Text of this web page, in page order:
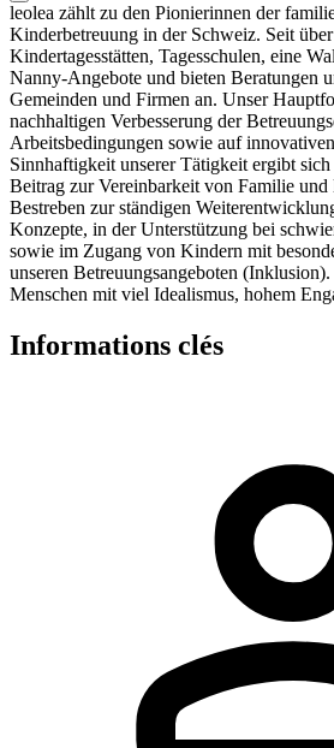
leolea zählt zu den Pionierinnen der
Kinderbetreuung in der Schweiz. Seit
Kindertagesstätten, Tagesschulen, eine
Nanny-Angebote und bieten Beratungen
Gemeinden und Firmen an. Unser
nachhaltigen Verbesserung der
Arbeitsbedingungen sowie auf
Sinnhaftigkeit unserer Tätigkeit ergibt
Beitrag zur Vereinbarkeit von Familie
Bestreben zur ständigen
Konzepte, in der Unterstützung bei
sowie im Zugang von Kindern mit
unseren Betreuungsangeboten
Menschen mit viel Idealismus, hohem
Informations clés